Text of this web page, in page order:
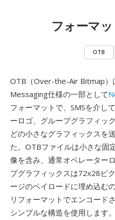
フォーマ
OTB
OTB（Over-the-Air Bitmap）
Messaging仕様の一部として
フォーマットで、SMSを介し
ーロゴ、グループグラフィッ
どの小さなグラフィックスを
た。OTBファイルは小さな固
像を含み、通常オペレーター
プグラフィックスは72x28ピ
ージのペイロードに埋め込む
リフォーマットでエンコード
シンプルな構造を使用します